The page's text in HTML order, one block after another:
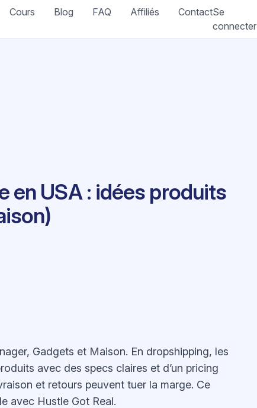
Cours Blog FAQ Affiliés ContactSe
connecter
en USA : idées produits
Gadgets et Maison. En dropshipping, les
avec des specs claires et d’un pricing
et retours peuvent tuer la marge. Ce
avec Hustle Got Real.